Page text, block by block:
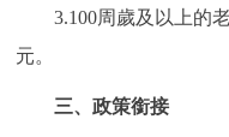
3.100周歲及以上的老
元。
三、政策銜接